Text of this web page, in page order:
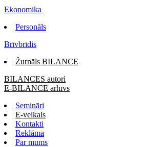
Ekonomika
Personāls
Brīvbrīdis
Žurnāls BILANCE
BILANCES autori
E-BILANCE arhīvs
Semināri
E-veikals
Kontakti
Reklāma
Par mums